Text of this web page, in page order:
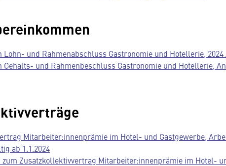
Lohn- und Rahmenabschluss Gastronomie und Hotellerie, 2024
Gehalts- und Rahmenbeschluss Gastronomie und Hotellerie,
Mitarbeiter:innenprämie im Hotel- und Gastgewerbe,
ab 1.1.2024
Zusatzkollektivvertrag Mitarbeiter:innenprämie im Hotel-